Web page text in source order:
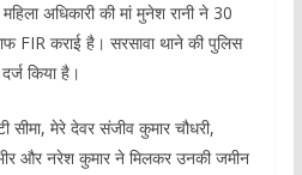
अधिकारी की मां मुनेश रानी ने 30
FIR कराई है। सरसावा थाने की पुलिस
किया है।
सीमा, मेरे देवर संजीव कुमार चौधरी,
और नरेश कुमार ने मिलकर उनकी जमीन